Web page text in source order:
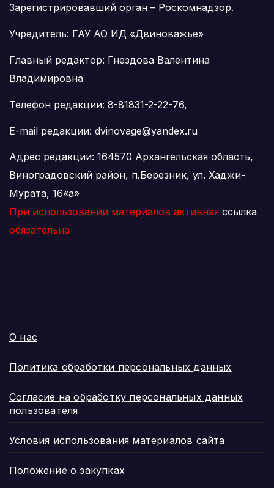
Зарегистрировавший орган – Роскомнадзор.
Учредитель: ГАУ АО ИД «Двиноважье»
Главный редактор: Гнездова Валентина
Владимировна
Телефон редакции: 8-81831-2-22-76,
E-mail редакции: dvinovage@yandex.ru
Адрес редакции: 164570 Архангельская область,
Виноградовский район, п.Березник, ул. Хаджи-
Мурата, 16«а»
При использовании материалов активная ссылка
обязательна
О нас
Политика обработки персональных данных
Согласие на обработку персональных данных
пользователя
Условия использования материалов сайта
Положение о закупках